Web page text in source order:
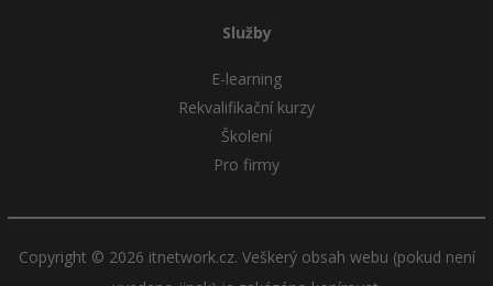
Služby
E-learning
Rekvalifikační kurzy
Školení
Pro firmy
Copyright © 2026 itnetwork.cz. Veškerý obsah webu (pokud není